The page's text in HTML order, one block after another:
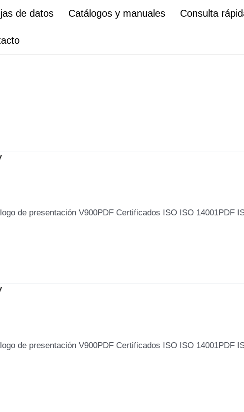
de datos Catálogos y manuales Consulta
de presentación V900PDF Certificados ISO ISO 14001PDF
de presentación V900PDF Certificados ISO ISO 14001PDF